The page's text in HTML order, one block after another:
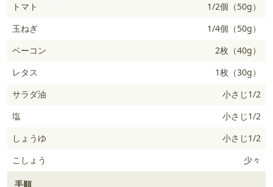
トマト
1/2個（50g）
玉ねぎ
1/4個（50g）
ベーコン
2枚（40g）
レタス
1枚（30g）
サラダ油
小さじ1/2
塩
小さじ1/2
しょうゆ
小さじ1/2
こしょう
少々
手順